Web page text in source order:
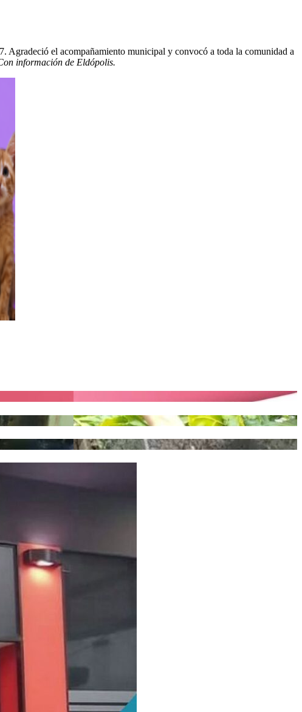
Agrade­ció el acom­pañamien­to munic­i­pal y con­vocó a toda la comu­nidad a
infor­ma­ción de Eldópo­lis.